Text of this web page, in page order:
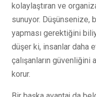
kolaylaştıran ve
sunuyor. Düşünsenize,
yapması gerektiğini
düşer ki, insanlar daha
çalışanların güvenliğini
korur.